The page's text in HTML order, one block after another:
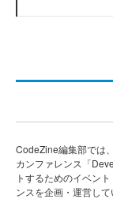
CodeZine編集部では
カンファレンス「
トするためのイベン
ンスを企画・運営して